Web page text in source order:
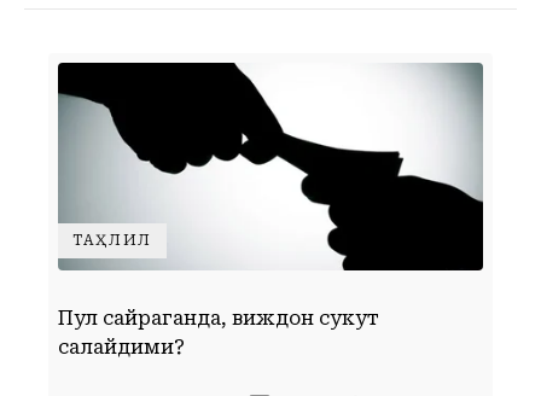
ТАҲЛИЛ
Пул сайраганда, виждон сукут
сақлайдими?